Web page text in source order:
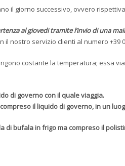
il giorno successivo, ovvero
al giovedi tramite l’invio di una
servizio clienti al numero +39
costante la temperatura; essa
di governo con il quale viaggia.
il liquido di governo, in un
bufala in frigo ma compreso il